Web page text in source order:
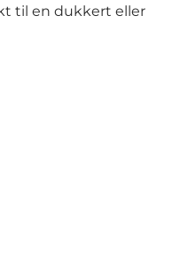
til en dukkert eller